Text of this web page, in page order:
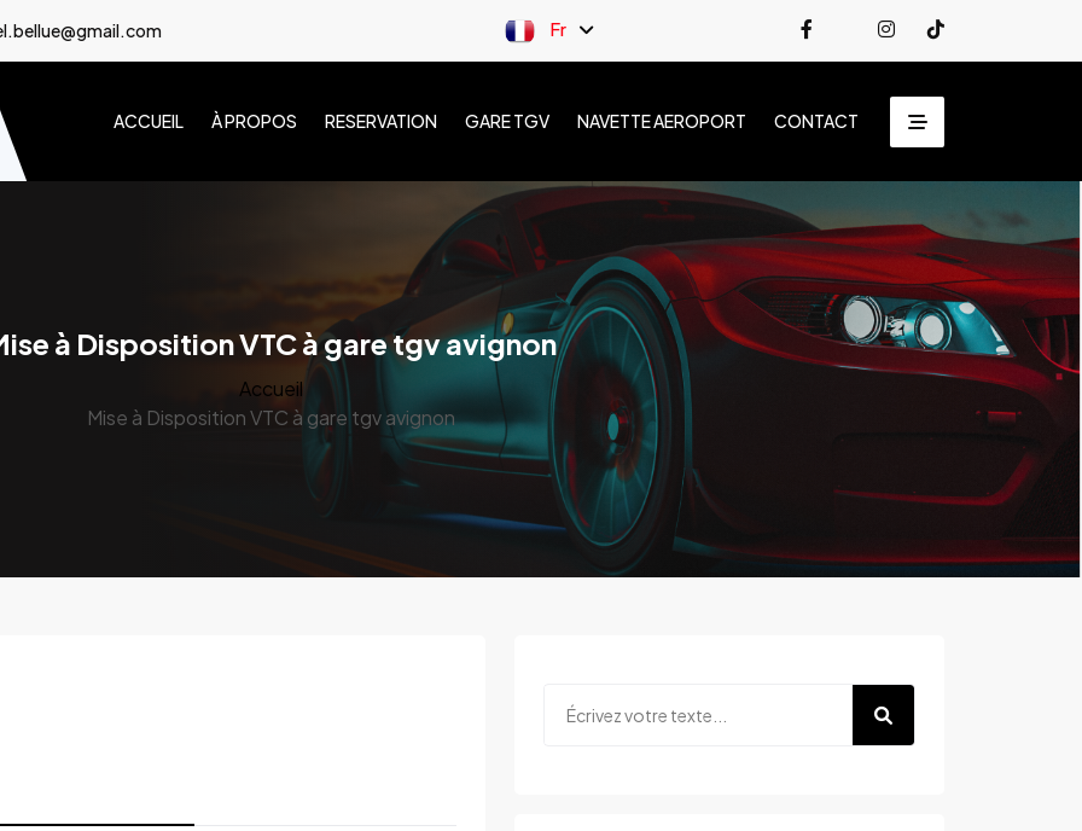
Fr
ACCUEIL À PROPOS RESERVATION GARE TGV NAVETTE AEROPORT CONTACT
à Disposition VTC à gare tgv avignon
Accueil
Mise à Disposition VTC à gare tgv avignon